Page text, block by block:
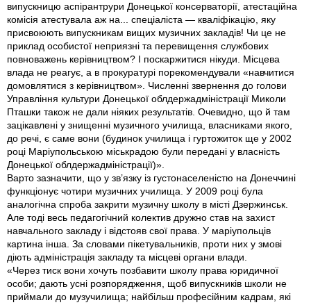
випускницю аспірантрури Донецької консерваторії, атестаційна
комісія атестувала аж на... спеціаліста — кваліфікацію, яку
присвоюють випускникам вищих музичних закладів! Чи це не
приклад особистої неприязні та перевищення службових
повноважень керівництвом? І поскаржитися нікуди. Місцева
влада не реагує, а в прокуратурі порекомендували «навчитися
домовлятися з керівництвом». Численні звернення до голови
Управління культури Донецької облдержадміністрації Миколи
Пташки також не дали ніяких результатів. Очевидно, що й там
зацікавлені у знищенні музичного училища, власниками якого,
до речі, є саме вони (будинок училища і гуртожиток ще у 2002
році Маріупольською міськрадою були передані у власність
Донецької облдержадміністрації)».
Варто зазначити, що у зв’язку із густонаселеністю на Донеччині
функціонує чотири музичних училища. У 2009 році була
аналогічна спроба закрити музичну школу в місті Дзержинськ.
Але тоді весь педагогічний колектив дружно став на захист
навчального закладу і відстояв свої права. У маріупольців
картина інша. За словами пікетувальників, проти них у змові
діють адміністрація закладу та місцеві органи влади.
«Через тиск вони хочуть позбавити школу права юридичної
особи; дають усні розпорядження, щоб випускників школи не
приймали до музучилища; найбільш професійним кадрам, які